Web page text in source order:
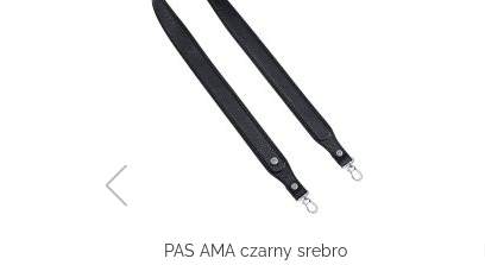
PAS AMA czarny srebro